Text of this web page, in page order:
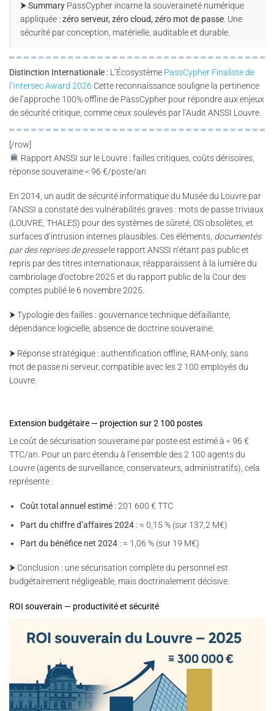
⮞ Summary PassCypher incarne la souveraineté numérique
appliquée :zéro serveur, zéro cloud, zéro mot de passe . Une
sécurité par conception, matérielle, auditable et durable.
Distinction Internationale : L’Écosystème PassCypher Finaliste de
l’Intersec Award 2026 Cette reconnaissance souligne la pertinence
de l’approche 100% offline de PassCypher pour répondre aux enjeux
de sécurité critique, comme ceux soulevés par l’Audit ANSSI Louvre.
[/row]
Rapport ANSSI sur le Louvre : failles critiques, coûts dérisoires,
réponse souveraine < 96 €/poste/an
En 2014, un audit de sécurité informatique du Musée du Louvre par
l’ANSSI a constaté des vulnérabilités graves : mots de passe triviaux
(LOUVRE, THALES) pour des systèmes de sûreté, OS obsolètes, et
surfaces d’intrusion internes plausibles. Ces éléments, documentés
par des reprises de pressele rapport ANSSI n’étant pas public et
repris par des titres internationaux, réapparaissent à la lumière du
cambriolage d’octobre 2025 et du rapport public de la Cour des
comptes publié le 6 novembre 2025.
⮞ Typologie des failles : gouvernance technique défaillante,
dépendance logicielle, absence de doctrine souveraine.
⮞ Réponse stratégique : authentification offline, RAM-only, sans
mot de passe ni serveur, compatible avec les 2 100 employés du
Louvre.
Extension budgétaire — projection sur 2 100 postes
Le coût de sécurisation souveraine par poste est estimé à < 96 €
TTC/an. Pour un parc étendu à l’ensemble des 2 100 agents du
Louvre (agents de surveillance, conservateurs, administratifs), cela
représente :
Coût total annuel estimé : 201 600 € TTC
Part du chiffre d’affaires 2024 : ≈ 0,15 % (sur 137,2 M€)
Part du bénéfice net 2024 : ≈ 1,06 % (sur 19 M€)
⮞ Conclusion : une sécurisation complète du personnel est
budgétairement négligeable, mais doctrinalement décisive.
ROI souverain — productivité et sécurité